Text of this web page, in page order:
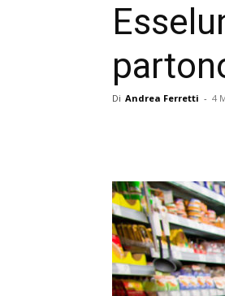
Di Andrea Ferretti - 4